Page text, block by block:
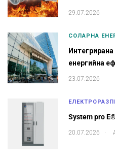
29.07.2026
СОЛАРНА
енергийна
23.07.2026
System pro
20.07.2026 .